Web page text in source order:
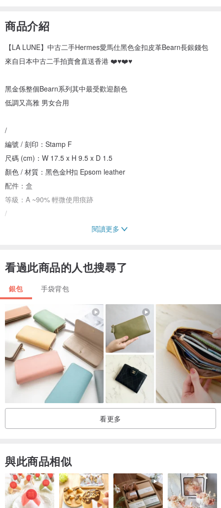
商品介紹
【LA LUNE】中古二手Hermes愛馬仕黑色金扣皮革Bearn長銀錢包
來自日本中古二手拍賣會直送香港 ❤️♥️❤️♥️
黑金係整個Bearn系列其中最受歡迎顏色
低調又高雅 男女合用
/
編號 / 刻印：Stamp F
尺碼 (cm)：W 17.5 x H 9.5 x D 1.5
顏色 / 材質：黑色金H扣 Epsom leather
配件：盒
等級：A ~90% 輕微使用痕跡
/
・物品所在地為香港。香港以外的訂單貨件將由買家負責支付關稅和
・這些是該項目的實際照片。相片亦不能顯示所有細節，完美主義者
請考慮清楚才購買，
・圖片在不同電子顯示器上或有些許色差，以實物為準
・這件物品由前主人保養過。
・由於其復古性質，該商品有正常磨損的跡象，多少有歲月及使用痕
跡，不介意再購買。
・如有以上未說明到的部分，請提出釋疑詢問商品狀況；請務必詢問
清楚再下單，感謝 !
・收款後不設退換
閱讀更多
看過此商品的人也搜尋了
銀包 手袋背包
看更多
與此商品相似